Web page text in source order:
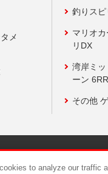
メ
釣りスピ
マリオ
リDX
湾岸ミッ
ーン
その他
to analyze our traffic